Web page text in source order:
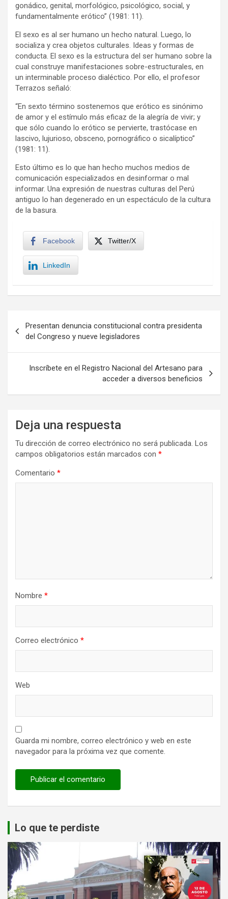
gonádico, genital, morfológico, psicológico, social, y
fundamentalmente erótico” (1981: 11).
El sexo es al ser humano un hecho natural. Luego, lo
socializa y crea objetos culturales. Ideas y formas de
conducta. El sexo es la estructura del ser humano sobre la
cual construye manifestaciones sobre-estructurales, en
un interminable proceso dialéctico. Por ello, el profesor
Terrazos señaló:
“En sexto término sostenemos que erótico es sinónimo
de amor y el estímulo más eficaz de la alegría de vivir; y
que sólo cuando lo erótico se pervierte, trastócase en
lascivo, lujurioso, obsceno, pornográfico o sicalíptico”
(1981: 11).
Esto último es lo que han hecho muchos medios de
comunicación especializados en desinformar o mal
informar. Una expresión de nuestras culturas del Perú
antiguo lo han degenerado en un espectáculo de la cultura
de la basura.
Facebook Twitter/X
LinkedIn
de
entradas
Presentan denuncia constitucional contra presidenta
del Congreso y nueve legisladores
Inscríbete en el Registro Nacional del Artesano para
acceder a diversos beneficios
Deja una respuesta
Tu dirección de correo electrónico no será publicada. Los
campos obligatorios están marcados con *
Comentario *
Nombre *
Correo electrónico *
Web
Guarda mi nombre, correo electrónico y web en este
navegador para la próxima vez que comente.
Lo que te perdiste